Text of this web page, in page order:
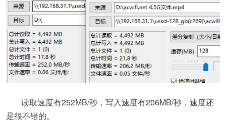
读取速度有252MB/秒，写入速度有206MB/秒，速度还
是很不错的。